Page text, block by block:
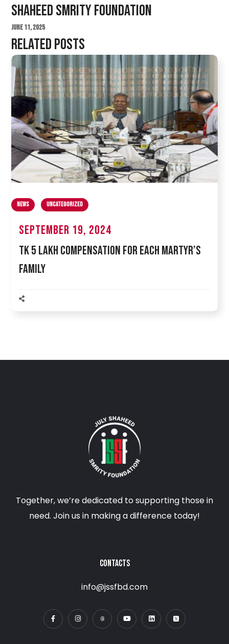
Shaheed Smrity Foundation
June 11, 2025
Related Posts
News Uncategorized
September 19, 2024
Tk 5 Lakh Compensation for Each Martyr’s
Family
Together, we’re dedicated to supporting those in
need. Join us in making a difference today!
CONTACTS
info@jssfbd.com